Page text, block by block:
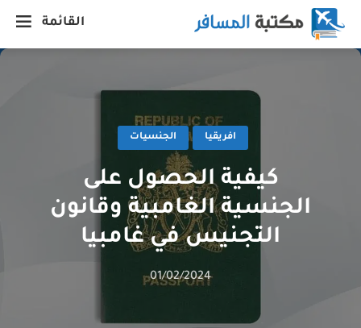
القائمة
افريقيا الجنسيات
كيفية الحصول على
الجنسية الغامبية وقانون
التجنيس في غامبيا
01/02/2024